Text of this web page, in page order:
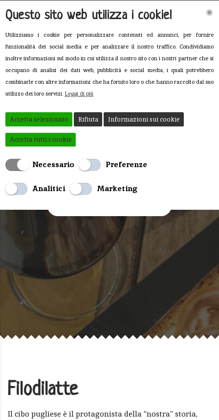
Filodilatte
Filodilatte
Il cibo pugliese è il protagonista della “nostra” storia,
Questo sito web utilizza i cookie!
Utilizziamo i cookie per personalizzare contenuti ed annunci, per fornire
funzionalità dei social media e per analizzare il nostro traffico. Condividiamo
inoltre informazioni sul modo in cui utilizza il nostro sito con i nostri partner che si
occupano di analisi dei dati web, pubblicità e social media, i quali potrebbero
combinarle con altre informazioni che ha fornito loro o che hanno raccolto dal suo
utilizzo dei loro servizi. Leggi di più
Accetta selezionato Rifiuta Informazioni sui cookie
Accetta tutti i cookie
Necessario Preferenze
Analitici Marketing